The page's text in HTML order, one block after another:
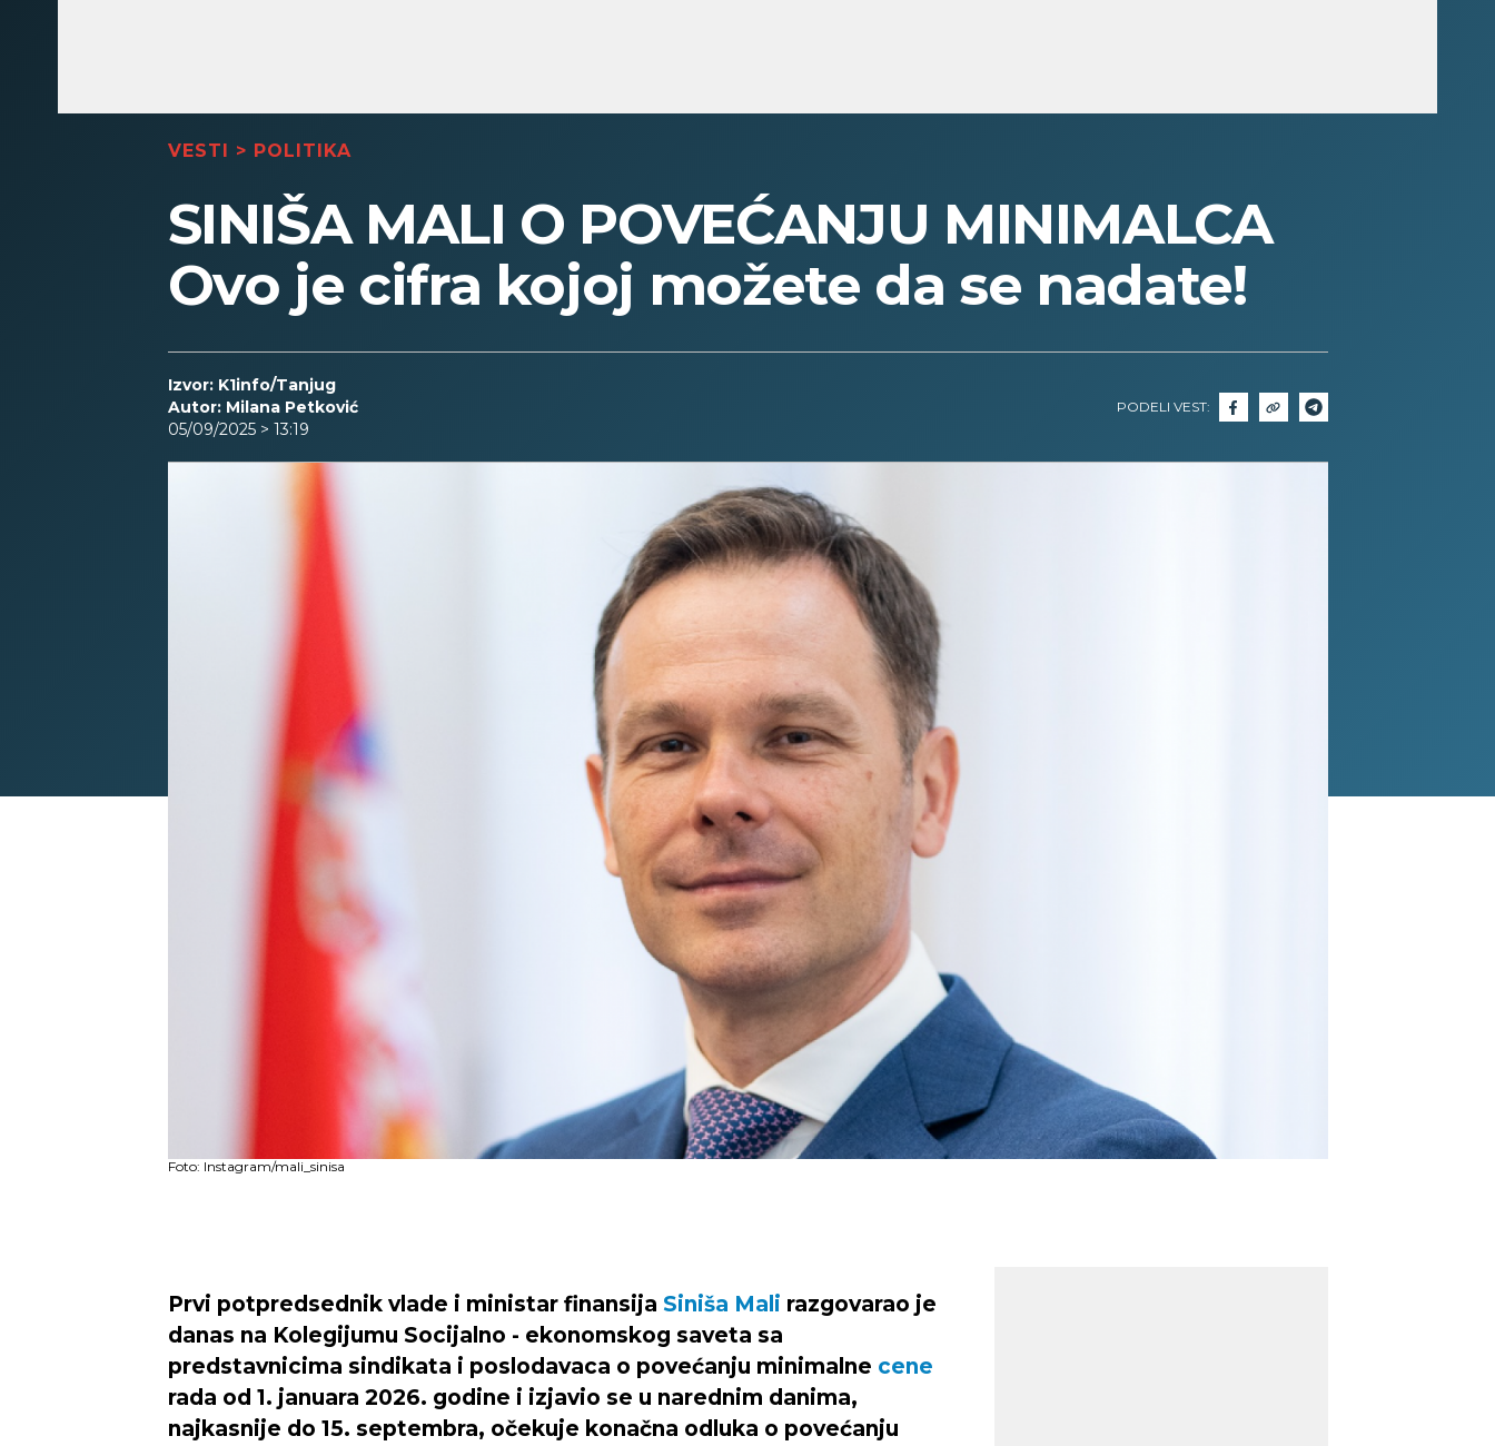
VESTI > POLITIKA
SINIŠA MALI O POVEĆANJU MINIMALCA
Ovo je cifra kojoj možete da se nadate!
Izvor: K1info/Tanjug
Autor: Milana Petković
05/09/2025 > 13:19
PODELI VEST:
Foto: Instagram/mali_sinisa
Prvi potpredsednik vlade i ministar finansija Siniša Mali razgovarao je
danas na Kolegijumu Socijalno - ekonomskog saveta sa
predstavnicima sindikata i poslodavaca o povećanju minimalne cene
rada od 1. januara 2026. godine i izjavio se u narednim danima,
najkasnije do 15. septembra, očekuje konačna odluka o povećanju